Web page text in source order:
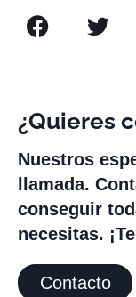
¿Quieres
Nuestros
llamada.
conseguir
necesitas.
Contacto